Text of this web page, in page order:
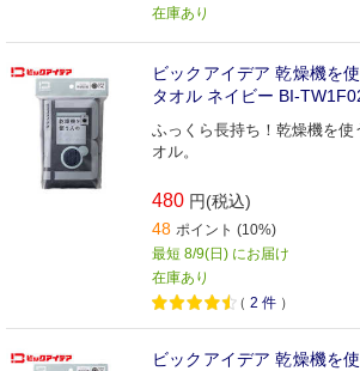
在庫あり
ビックアイデア 乾燥機を
タオル ネイビー BI-
ふっくら長持ち！乾燥機を使
オル。
480 円(税込)
48 ポイント (10%)
最短 8/9(日) にお届け
在庫あり
（ 2 件 ）
ビックアイデア 乾燥機を